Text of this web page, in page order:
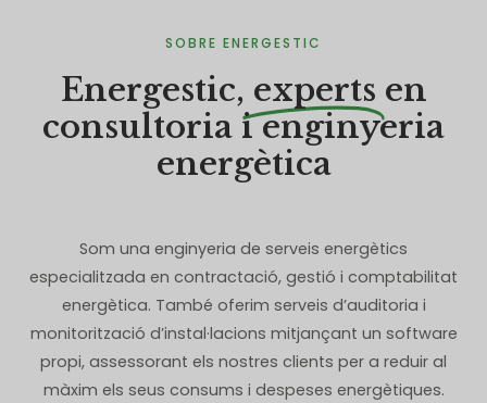
SOBRE ENERGESTIC
Energestic, experts en
consultoria i enginyeria
energètica
Som una enginyeria de serveis energètics
especialitzada en contractació, gestió i comptabilitat
energètica. També oferim serveis d’auditoria i
monitorització d’instal·lacions mitjançant un software
propi, assessorant els nostres clients per a reduir al
màxim els seus consums i despeses energètiques.